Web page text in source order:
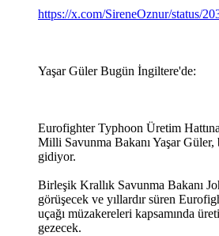
https://x.com/SireneOznur/status/
Yaşar Güler Bugün İngiltere'de:
Eurofighter Typhoon Üretim
Milli Savunma Bakanı Yaşar
gidiyor.
Birleşik Krallık Savunma Bakanı
görüşecek ve yıllardır süren
uçağı müzakereleri kapsamında
gezecek.